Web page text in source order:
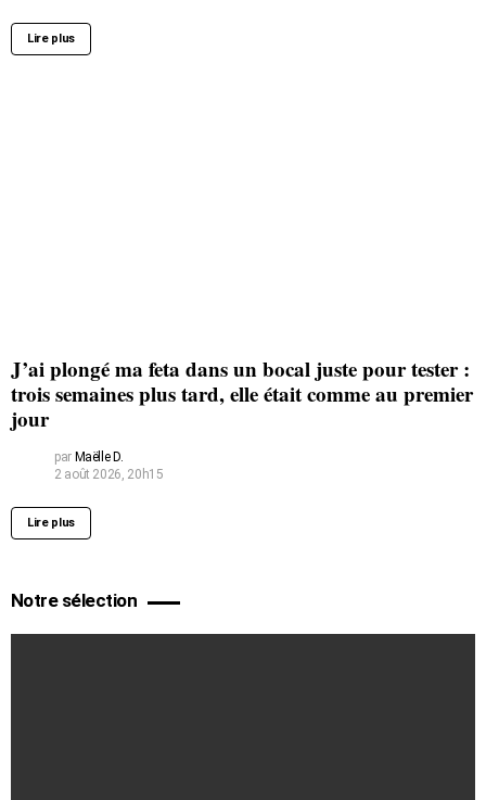
Lire plus
J’ai plongé ma feta dans un bocal juste pour tester :
trois semaines plus tard, elle était comme au premier
jour
par Maëlle D.
2 août 2026, 20h15
Lire plus
Notre sélection